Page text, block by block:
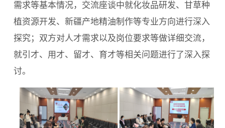
需求等基本情况，交流座谈中就化妆品研发、甘草种
植资源开发、新疆产地精油制作等专业方向进行深入
探究；双方对人才需求以及岗位要求等做详细交流，
就引才、用才、留才、育才等相关问题进行了深入探
讨。